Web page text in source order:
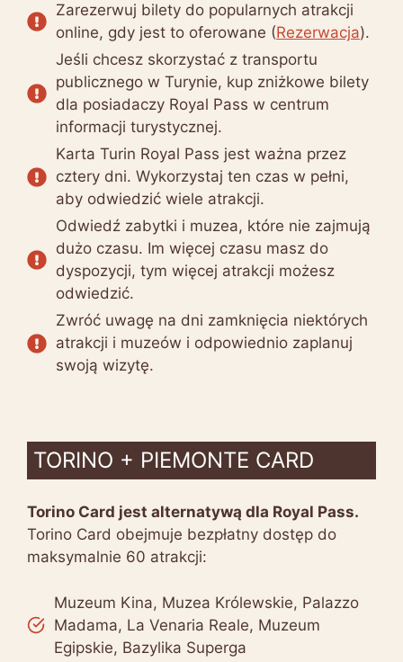
Zarezerwuj bilety do popularnych atrakcji
online, gdy jest to oferowane (Rezerwacja).
Jeśli chcesz skorzystać z transportu
publicznego w Turynie, kup zniżkowe bilety
dla posiadaczy Royal Pass w centrum
informacji turystycznej.
Karta Turin Royal Pass jest ważna przez
cztery dni. Wykorzystaj ten czas w pełni,
aby odwiedzić wiele atrakcji.
Odwiedź zabytki i muzea, które nie zajmują
dużo czasu. Im więcej czasu masz do
dyspozycji, tym więcej atrakcji możesz
odwiedzić.
Zwróć uwagę na dni zamknięcia niektórych
atrakcji i muzeów i odpowiednio zaplanuj
swoją wizytę.
TORINO + PIEMONTE CARD
Torino Card jest alternatywą dla Royal Pass.
Torino Card obejmuje bezpłatny dostęp do
maksymalnie 60 atrakcji:
Muzeum Kina, Muzea Królewskie, Palazzo
Madama, La Venaria Reale, Muzeum
Egipskie, Bazylika Superga